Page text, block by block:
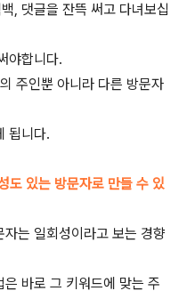
, 댓글을 잔뜩 써고 다녀보십
야합니다.
주인뿐 아니라 다른 방문자
됩니다.
도 있는 방문자로 만들 수 있
는 일회성이라고 보는 경향
바로 그 키워드에 맞는 주